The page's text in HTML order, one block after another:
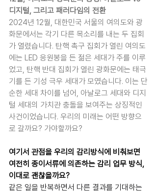
디지털, 그리고 패러다임의 전환
2024년 12월, 대한민국 서울의 여의도와 광
화문에서는 각기 다른 목소리를 내는 두 집회
가 열렸습니다. 탄핵 촉구 집회가 열린 여의도
에는 LED 응원봉을 든 젊은 세대가 주를 이루
었고, 탄핵 반대 집회가 열린 광화문에는 태극
기를 든 기성 극우 세대가 모였습니다. 이는 단
순한 세대 차이를 넘어, 아날로그 세대와 디지
털 세대의 가치관 충돌을 보여주는 상징적인
사건이었습니다. 우리의 미래는 어떤 방향으
로 갈까요? 가야할까요?
여기서 관점을 우리의 감리방식에 비춰보면
여전히 종이서류에 의존하는 감리 업무 방식,
이대로 괜찮을까요?
같은 일을 반복하면서 다른 결과를 기대하는